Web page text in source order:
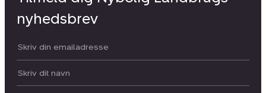
nyhedsbrev
Din email:
Dit navn: